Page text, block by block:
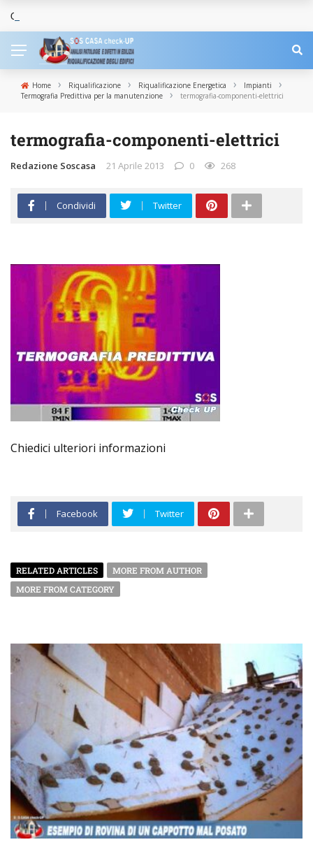
COSTO TERMOGRAFIA: prezzo perizia termografica?
Home › Riqualificazione › Riqualificazione Energetica › Impianti ›
Termografia Predittiva per la manutenzione › termografia-componenti-elettrici
termografia-componenti-elettrici
Redazione Soscasa 21 Aprile 2013 0 268
Condividi Twitter
Chiedici ulteriori informazioni
Facebook Twitter
RELATED ARTICLES
MORE FROM AUTHOR
MORE FROM CATEGORY